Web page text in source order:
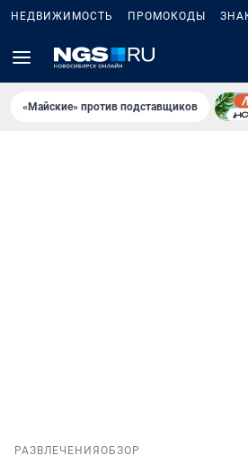
НЕДВИЖИМОСТЬ ПРОМОКОДЫ
«Майские» против подставщиков
РАЗВЛЕЧЕНИЯ ОБЗОР